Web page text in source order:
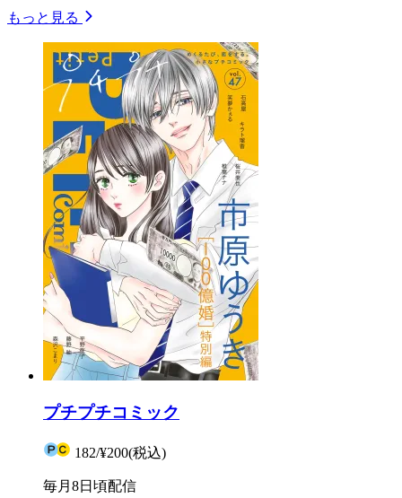
もっと見る
プチプチコミック
182/¥200(税込)
毎月8日頃配信